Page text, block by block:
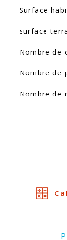
Surface
surface
Nombre de
Nombre de
Nombre de